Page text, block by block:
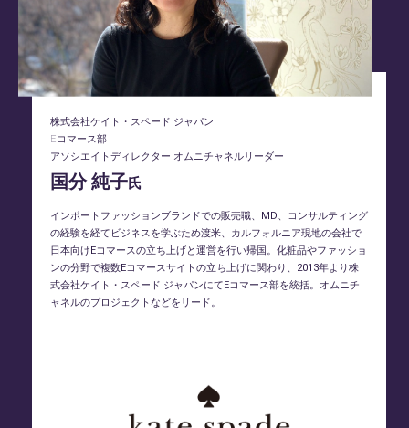
株式会社ケイト・スペード ジャパン
Eコマース部
アソシエイトディレクター オムニチャネルリーダー
国分 純子氏
インポートファッションブランドでの販売職、MD、コンサルティング
の経験を経てビジネスを学ぶため渡米、カルフォルニア現地の会社で
日本向けEコマースの立ち上げと運営を行い帰国。化粧品やファッショ
ンの分野で複数Eコマースサイトの立ち上げに関わり、2013年より株
式会社ケイト・スペード ジャパンにてEコマース部を統括。オムニチ
ャネルのプロジェクトなどをリード。